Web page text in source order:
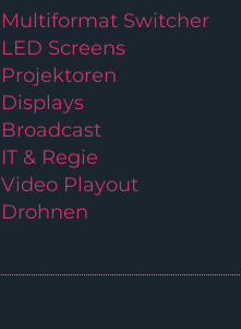
Multiformat Switcher
LED Screens
Projektoren
Displays
Broadcast
IT & Regie
Video Playout
Drohnen